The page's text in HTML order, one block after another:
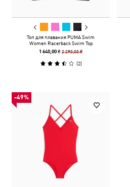
Топ для плавания PUMA Swim
Women Racerback Swim Top
1 640,00 ₴2 290,00 ₴
(2)
-49%